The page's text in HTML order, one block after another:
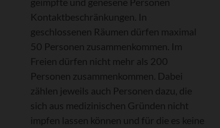
Kontaktbeschränkungen. In
geschlossenen Räumen dürfen maximal
50 Personen zusammenkommen. Im
Freien dürfen nicht mehr als 200
Personen zusammenkommen. Dabei
zählen jeweils auch Personen dazu, die
sich aus medizinischen Gründen nicht
impfen lassen können und für die es keine